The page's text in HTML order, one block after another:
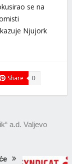
se na
Njujork
Share 0
a.d. Valjevo